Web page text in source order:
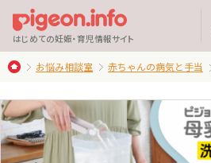
はじめての妊娠・育児情報サイト
お悩み相談室 赤ちゃんの病気と手当